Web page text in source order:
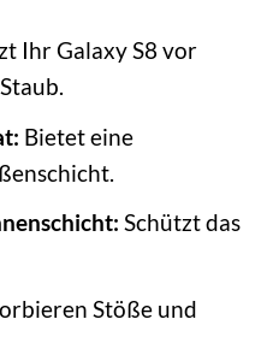
Ihr Galaxy S8 vor
Bietet eine
Schützt das
Stöße und